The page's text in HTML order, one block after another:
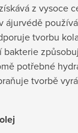
z vysoce
ájurvédě
tvorbu
bakterie
potřebné
tvorbě